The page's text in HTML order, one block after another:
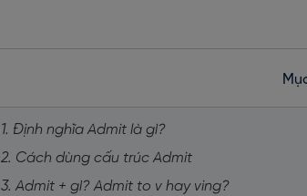
1. Định nghĩa Admit là gì?
2. Cách dùng cấu trúc Admit
3. Admit + gì? Admit to v hay ving?